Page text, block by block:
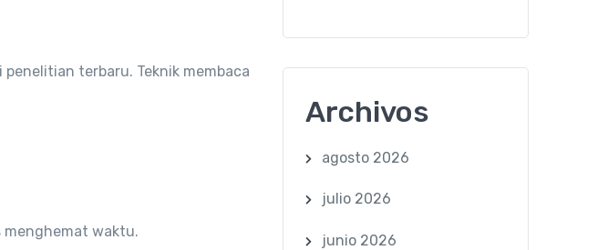
terbaru. Teknik membaca
menghemat waktu.
Archivos
agosto 2026
julio 2026
junio 2026